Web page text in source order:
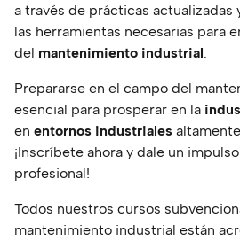
a través de prácticas actualizadas
las herramientas necesarias para
del mantenimiento industrial.
Prepararse en el campo del
esencial para prosperar en la
en entornos industriales
¡Inscríbete ahora y dale un
profesional!
Todos nuestros cursos
mantenimiento industrial están